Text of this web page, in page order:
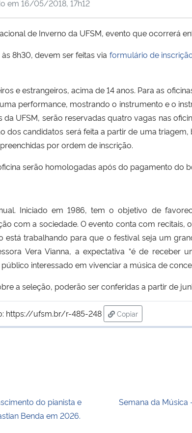
em 16/05/2018, 17h12
de Inverno da UFSM, evento que ocorrerá
8h30, devem ser feitas via formulário de
e estrangeiros, acima de 14 anos. Para as
performance, mostrando o instrumento e o
UFSM, serão reservadas quatro vagas nas
dos candidatos será feita a partir de uma
por ordem de inscrição.
serão homologadas após do pagamento do
Iniciado em 1986, tem o objetivo de
com a sociedade. O evento conta com recitais,
trabalhando para que o festival seja um
Vera Vianna, a expectativa “é de receber
interessado em vivenciar a música de
a seleção, poderão ser conferidas a partir de
https://ufsm.br/r-485-248
Copiar
para área de
do pianista e
Benda em 2026.
Semana da Música